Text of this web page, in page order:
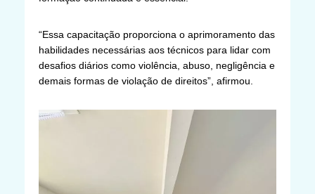
“Essa capacitação proporciona o aprimoramento das
habilidades necessárias aos técnicos para lidar com
desafios diários como violência, abuso, negligência e
demais formas de violação de direitos”, afirmou.